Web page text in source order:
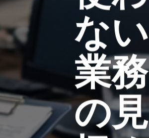
ない
業務
の見